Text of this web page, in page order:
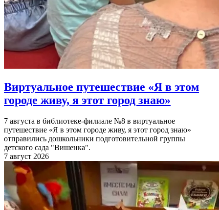
Виртуальное путешествие «Я в этом
городе живу, я этот город знаю»
7 августа в библиотеке-филиале №8 в виртуальное
путешествие «Я в этом городе живу, я этот город знаю»
отправились дошкольники подготовительной группы
детского сада "Вишенка".
7 август 2026